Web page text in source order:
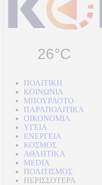
26°C
ΠΟΛΙΤΙΚΗ
ΚΟΙΝΩΝΙΑ
ΜΠΟΥΡΛΟΤΟ
ΠΑΡΑΠΟΛΙΤΙΚΑ
ΟΙΚΟΝΟΜΙΑ
ΥΓΕΙΑ
ΕΝΕΡΓΕΙΑ
ΚΟΣΜΟΣ
ΑΘΛΗΤΙΚΑ
MEDIA
ΠΟΛΙΤΙΣΜΟΣ
ΠΕΡΙΣΣΟΤΕΡΑ